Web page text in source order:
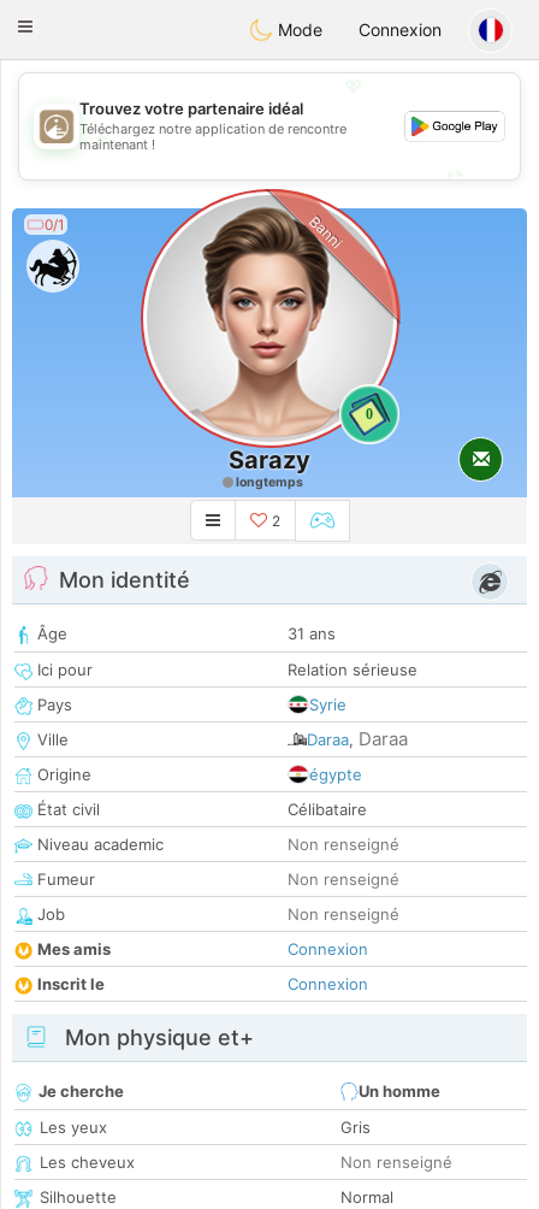
Bahebik
Toggle
Mode Connexion
💖
💕
Trouvez votre partenaire idéal
Téléchargez notre application de rencontre
maintenant !
0/1
0
Banni
Sarazy
longtemps
2
Mon identité
Âge
31 ans
Ici pour
Relation sérieuse
Pays
Syrie
Ville
Daraa, Daraa
Origine
égypte
État civil
Célibataire
Niveau academic
Non renseigné
Fumeur
Non renseigné
Job
Non renseigné
Mes amis
Connexion
Inscrit le
Connexion
Mon physique et+
Je cherche
Un homme
Les yeux
Gris
Les cheveux
Non renseigné
Silhouette
Normal